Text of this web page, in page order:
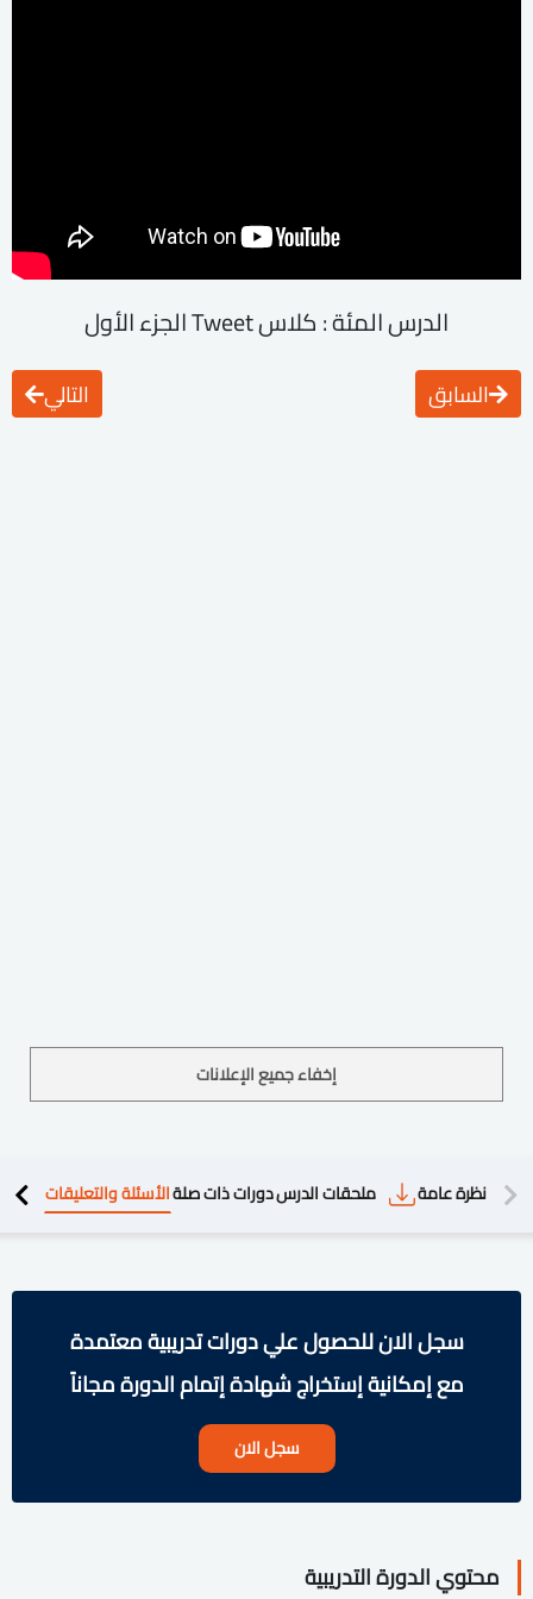
الدرس المئة : كلاس Tweet الجزء الأول
السابق التالي
إخفاء جميع الإعلانات
نظرة عامة ملحقات الدرسدورات ذات صلةالأسئلة والتعليقات
سجل الان للحصول علي دورات تدريبية معتمدة
مع إمكانية إستخراج شهادة إتمام الدورة مجاناً
سجل الان
محتوي الدورة التدريبية